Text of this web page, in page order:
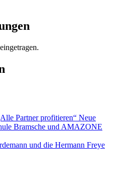
Partner profitieren“ Neue
Bramsche und AMAZONE
und die Hermann Freye